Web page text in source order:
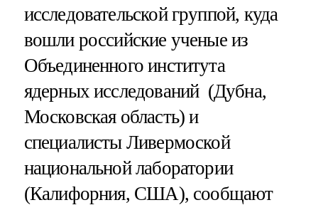
исследовательской группой, куда
вошли российские ученые из
Объединенного института
ядерных исследований (Дубна,
Московская область) и
специалисты Ливермоской
национальной лаборатории
(Калифорния, США), сообщают